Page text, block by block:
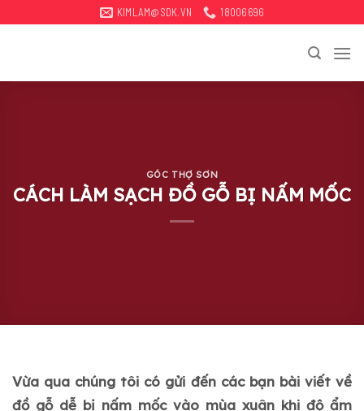
qua
KIMLAM@SDK.VN 18006696
GÓC THỢ SƠN
CÁCH LÀM SẠCH ĐỒ GỖ BỊ NẤM MỐC
Vừa qua chúng tôi có gửi đến các bạn bài viết về
đồ gỗ dễ bị nấm mốc vào mùa xuân khi độ ẩm